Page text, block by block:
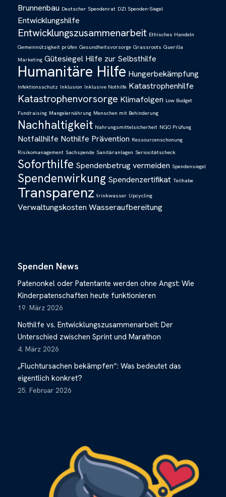
Brunnenbau Deutscher Spendenrat DZI Spenden-Siegel
Entwicklungshilfe
Entwicklungszusammenarbeit Ethisches Handeln
Gemeinnützigkeit prüfen Gesundheitsvorsorge Grassroots Guerilla
Marketing Gütesiegel Hilfe zur Selbsthilfe
Humanitäre Hilfe Hungerbekämpfung
Infektionsschutz Inklusion Inklusive Nothilfe Katastrophenhilfe
Katastrophenvorsorge Klimafolgen Low Budget
Fundraising Mangelernährung Menschen mit Behinderung
Nachhaltigkeit Nahrungsmittelsicherheit NGO Prüfung
Notfallhilfe Nothilfe Prävention Ressourcenschonung
Risikomanagement Sachspende Sanitäranlagen Seriositätscheck
Soforthilfe Spendenbetrug vermeiden Spendensiegel
Spendenwirkung Spendenzertifikat Teilhabe
Transparenz trinkwasser Upcycling
Verwaltungskosten Wasseraufbereitung
Spenden News
Patenonkel oder Patentante werden ohne Angst: Wie
Kinderpatenschaften heute funktionieren
19. März 2026
Nothilfe vs. Entwicklungszusammenarbeit: Der
Unterschied zwischen Sprint und Marathon
4. März 2026
„Fluchtursachen bekämpfen“: Was bedeutet das
eigentlich konkret?
25. Februar 2026